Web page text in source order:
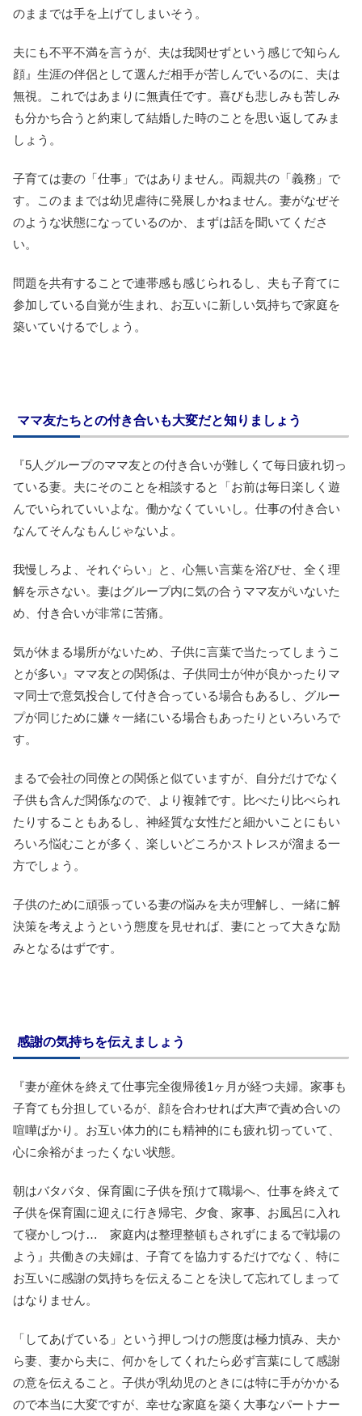
のままでは手を上げてしまいそう。
夫にも不平不満を言うが、夫は我関せずという感じで知らん
顔』生涯の伴侶として選んだ相手が苦しんでいるのに、夫は
無視。これではあまりに無責任です。喜びも悲しみも苦しみ
も分かち合うと約束して結婚した時のことを思い返してみま
しょう。
子育ては妻の「仕事」ではありません。両親共の「義務」で
す。このままでは幼児虐待に発展しかねません。妻がなぜそ
のような状態になっているのか、まずは話を聞いてくださ
い。
問題を共有することで連帯感も感じられるし、夫も子育てに
参加している自覚が生まれ、お互いに新しい気持ちで家庭を
築いていけるでしょう。
ママ友たちとの付き合いも大変だと知りましょう
『5人グループのママ友との付き合いが難しくて毎日疲れ切っ
ている妻。夫にそのことを相談すると「お前は毎日楽しく遊
んでいられていいよな。働かなくていいし。仕事の付き合い
なんてそんなもんじゃないよ。
我慢しろよ、それぐらい」と、心無い言葉を浴びせ、全く理
解を示さない。妻はグループ内に気の合うママ友がいないた
め、付き合いが非常に苦痛。
気が休まる場所がないため、子供に言葉で当たってしまうこ
とが多い』ママ友との関係は、子供同士が仲が良かったりマ
マ同士で意気投合して付き合っている場合もあるし、グルー
プが同じために嫌々一緒にいる場合もあったりといろいろで
す。
まるで会社の同僚との関係と似ていますが、自分だけでなく
子供も含んだ関係なので、より複雑です。比べたり比べられ
たりすることもあるし、神経質な女性だと細かいことにもい
ろいろ悩むことが多く、楽しいどころかストレスが溜まる一
方でしょう。
子供のために頑張っている妻の悩みを夫が理解し、一緒に解
決策を考えようという態度を見せれば、妻にとって大きな励
みとなるはずです。
感謝の気持ちを伝えましょう
『妻が産休を終えて仕事完全復帰後1ヶ月が経つ夫婦。家事も
子育ても分担しているが、顔を合わせれば大声で責め合いの
喧嘩ばかり。お互い体力的にも精神的にも疲れ切っていて、
心に余裕がまったくない状態。
朝はバタバタ、保育園に子供を預けて職場へ、仕事を終えて
子供を保育園に迎えに行き帰宅、夕食、家事、お風呂に入れ
て寝かしつけ… 家庭内は整理整頓もされずにまるで戦場の
よう』共働きの夫婦は、子育てを協力するだけでなく、特に
お互いに感謝の気持ちを伝えることを決して忘れてしまって
はなりません。
「してあげている」という押しつけの態度は極力慎み、夫か
ら妻、妻から夫に、何かをしてくれたら必ず言葉にして感謝
の意を伝えること。子供が乳幼児のときには特に手がかかる
ので本当に大変ですが、幸せな家庭を築く大事なパートナー